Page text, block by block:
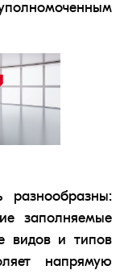
разнообразны:
заполняемые
видов и типов
напрямую